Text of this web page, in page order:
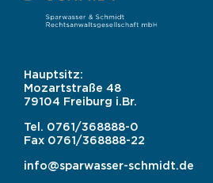
Hauptsitz:
Mozartstraße 48
79104 Freiburg i.Br.
Tel. 0761/368888-0
Fax 0761/368888-22
info@sparwasser-schmidt.de